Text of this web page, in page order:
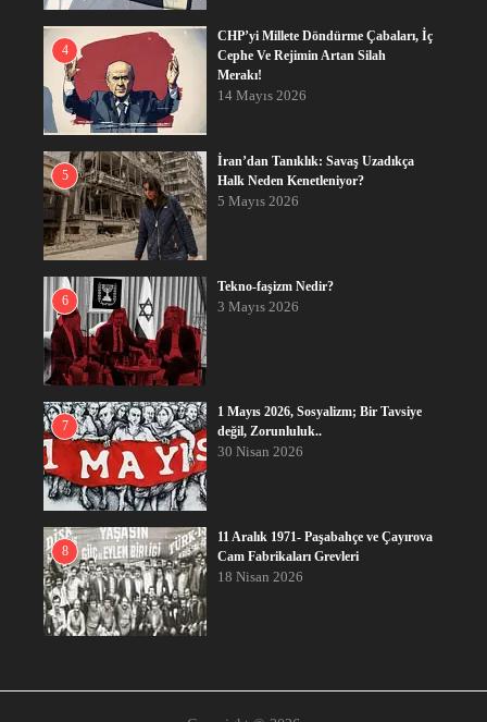
4
CHP’yi Millete Döndürme Çabaları, İç
Cephe Ve Rejimin Artan Silah
Merakı!
14 Mayıs 2026
5
İran’dan Tanıklık: Savaş Uzadıkça
Halk Neden Kenetleniyor?
5 Mayıs 2026
6
Tekno-faşizm Nedir?
3 Mayıs 2026
7
1 Mayıs 2026, Sosyalizm; Bir Tavsiye
değil, Zorunluluk..
30 Nisan 2026
8
11 Aralık 1971- Paşabahçe ve Çayırova
Cam Fabrikaları Grevleri
18 Nisan 2026